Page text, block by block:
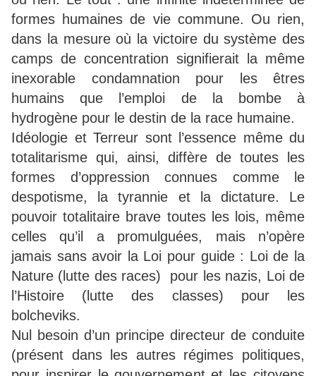
formes humaines de vie commune. Ou rien,
dans la mesure où la victoire du système des
camps de concentration signifierait la même
inexorable condamnation pour les êtres
humains que l’emploi de la bombe à
hydrogène pour le destin de la race humaine.
Idéologie et Terreur sont l’essence même du
totalitarisme qui, ainsi, diffère de toutes les
formes d’oppression connues comme le
despotisme, la tyrannie et la dictature. Le
pouvoir totalitaire brave toutes les lois, même
celles qu’il a promulguées, mais n’opère
jamais sans avoir la Loi pour guide : Loi de la
Nature (lutte des races) pour les nazis, Loi de
l’Histoire (lutte des classes) pour les
bolcheviks.
Nul besoin d’un principe directeur de conduite
(présent dans les autres régimes politiques,